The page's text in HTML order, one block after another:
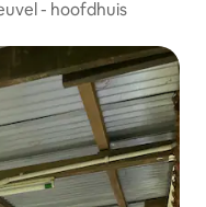
- hoofdhuis